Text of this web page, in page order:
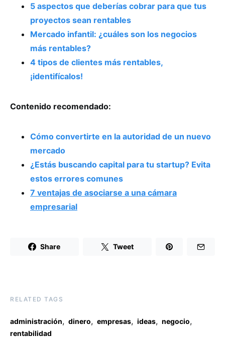
5 aspectos que deberías cobrar para que tus
proyectos sean rentables
Mercado infantil: ¿cuáles son los negocios
más rentables?
4 tipos de clientes más rentables,
¡identifícalos!
Contenido recomendado:
Cómo convertirte en la autoridad de un nuevo
mercado
¿Estás buscando capital para tu startup? Evita
estos errores comunes
7 ventajas de asociarse a una cámara
empresarial
Share Tweet
RELATED TAGS
administración, dinero, empresas, ideas, negocio,
rentabilidad